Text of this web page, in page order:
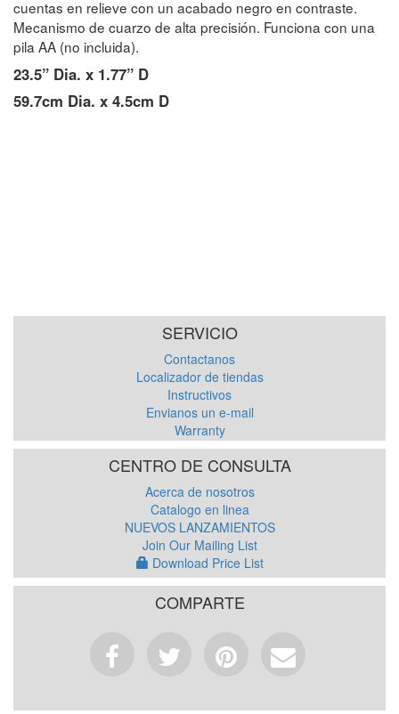
cuentas en relieve con un acabado negro en contraste.
Mecanismo de cuarzo de alta precisión. Funciona con una
pila AA (no incluida).
23.5” Dia. x 1.77” D
59.7cm Dia. x 4.5cm D
SERVICIO
Contactanos
Localizador de tiendas
Instructivos
Envianos un e-mail
Warranty
CENTRO DE CONSULTA
Acerca de nosotros
Catalogo en linea
NUEVOS LANZAMIENTOS
Join Our Mailing List
Download Price List
COMPARTE
Facebook
TweetPinterest
Email